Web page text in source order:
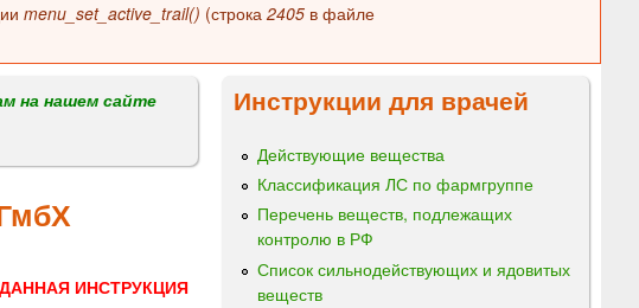
menu_set_active_trail() (строка 2405 в файле
на нашем сайте
ИНСТРУКЦИЯ
Инструкции для врачей
Действующие вещества
Классификация ЛС по фармгруппе
Перечень веществ, подлежащих
контролю в РФ
Список сильнодействующих и ядовитых
веществ